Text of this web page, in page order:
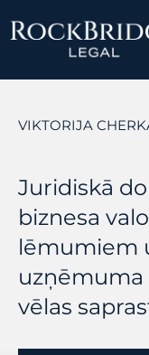
VIKTORIJA
Juridiskā
biznesa
lēmumiem
uzņēmuma
vēlas